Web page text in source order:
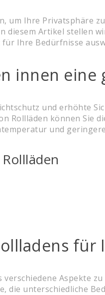
um Ihre Privatsphäre
diesem Artikel stellen
Ihre Bedürfnisse
innen
und erhöhte
Rollläden können Sie
und
für
verschiedene Aspekte
die unterschiedliche